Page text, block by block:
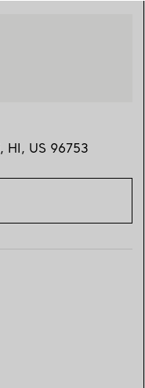
, HI, US 96753